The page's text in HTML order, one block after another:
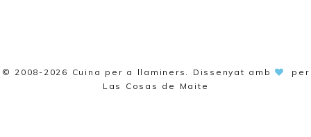
© 2008-2026 Cuina per a llaminers . Dissenyat amb
per
Las Cosas de Maite